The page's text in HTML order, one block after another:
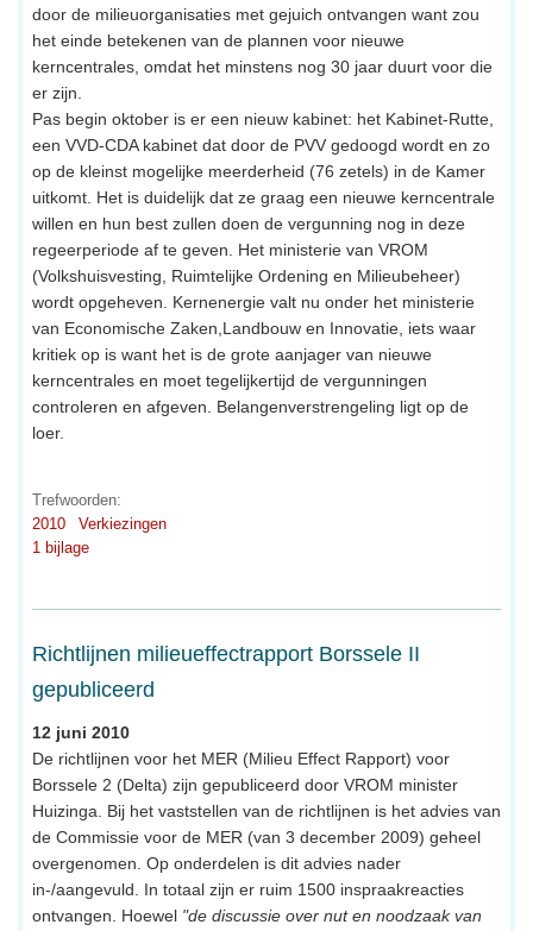
door de milieuorganisaties met gejuich ontvangen want zou
het einde betekenen van de plannen voor nieuwe
kerncentrales, omdat het minstens nog 30 jaar duurt voor die
er zijn.
Pas begin oktober is er een nieuw kabinet: het Kabinet-Rutte,
een VVD-CDA kabinet dat door de PVV gedoogd wordt en zo
op de kleinst mogelijke meerderheid (76 zetels) in de Kamer
uitkomt. Het is duidelijk dat ze graag een nieuwe kerncentrale
willen en hun best zullen doen de vergunning nog in deze
regeerperiode af te geven. Het ministerie van VROM
(Volkshuisvesting, Ruimtelijke Ordening en Milieubeheer)
wordt opgeheven. Kernenergie valt nu onder het ministerie
van Economische Zaken,Landbouw en Innovatie, iets waar
kritiek op is want het is de grote aanjager van nieuwe
kerncentrales en moet tegelijkertijd de vergunningen
controleren en afgeven. Belangenverstrengeling ligt op de
loer.
Trefwoorden:
2010
Verkiezingen
1 bijlage
Richtlijnen milieueffectrapport Borssele II
gepubliceerd
12 juni 2010
De richtlijnen voor het MER (Milieu Effect Rapport) voor
Borssele 2 (Delta) zijn gepubliceerd door VROM minister
Huizinga. Bij het vaststellen van de richtlijnen is het advies van
de Commissie voor de MER (van 3 december 2009) geheel
overgenomen. Op onderdelen is dit advies nader
in-/aangevuld. In totaal zijn er ruim 1500 inspraakreacties
ontvangen. Hoewel "de discussie over nut en noodzaak van